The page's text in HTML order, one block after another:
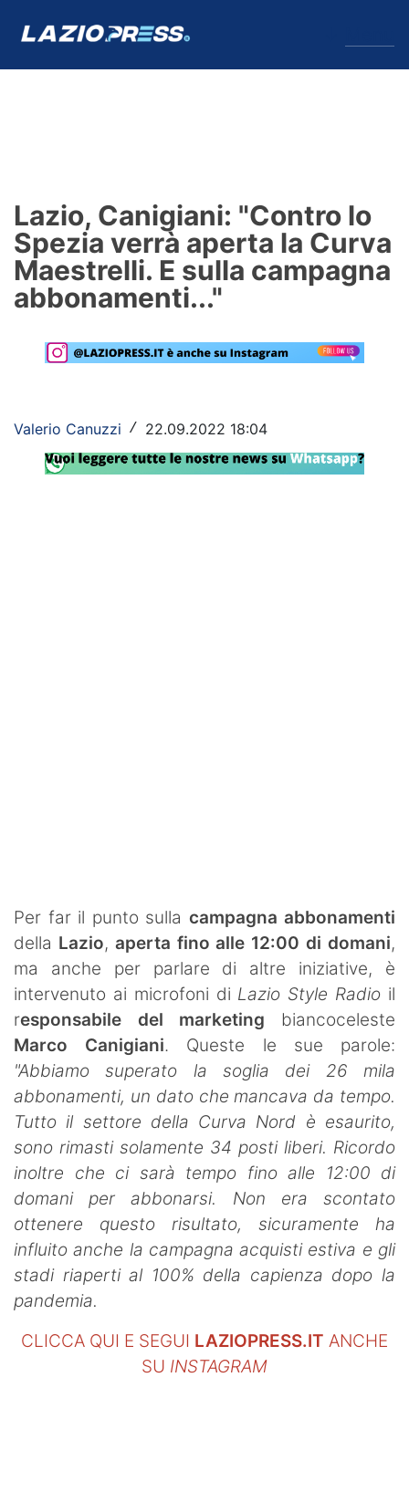
Formello
Infortuni
Primavera
Calciomercato
Rassegna Lazio
Social
Lazio, Canigiani: "Contro lo
Spezia verrà aperta la Curva
Maestrelli. E sulla campagna
abbonamenti..."
Valerio Canuzzi / 22.09.2022 18:04
Per far il punto sulla campagna abbonamenti
della Lazio, aperta fino alle 12:00 di domani,
ma anche per parlare di altre iniziative, è
intervenuto ai microfoni di Lazio Style Radio il
responsabile del marketing biancoceleste
Marco Canigiani. Queste le sue parole:
"Abbiamo superato la soglia dei 26 mila
abbonamenti, un dato che mancava da tempo.
Tutto il settore della Curva Nord è esaurito,
sono rimasti solamente 34 posti liberi. Ricordo
inoltre che ci sarà tempo fino alle 12:00 di
domani per abbonarsi. Non era scontato
ottenere questo risultato, sicuramente ha
influito anche la campagna acquisti estiva e gli
stadi riaperti al 100% della capienza dopo la
pandemia.
CLICCA QUI E SEGUI LAZIOPRESS.IT ANCHE
SU INSTAGRAM